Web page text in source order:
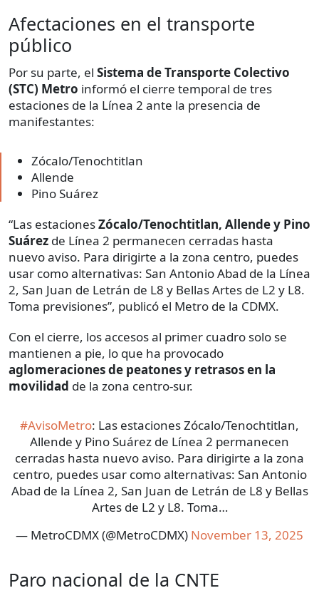
Afectaciones en el transporte
público
Por su parte, el Sistema de Transporte Colectivo
(STC) Metro informó el cierre temporal de tres
estaciones de la Línea 2 ante la presencia de
manifestantes:
Zócalo/Tenochtitlan
Allende
Pino Suárez
“Las estacionesZócalo/Tenochtitlan, Allende y Pino
Suárez de Línea 2 permanecen cerradas hasta
nuevo aviso. Para dirigirte a la zona centro, puedes
usar como alternativas: San Antonio Abad de la Línea
2, San Juan de Letrán de L8 y Bellas Artes de L2 y L8.
Toma previsiones”, publicó el Metro de la CDMX.
Con el cierre, los accesos al primer cuadro solo se
mantienen a pie, lo que ha provocado
aglomeraciones de peatones y retrasos en la
movilidad de la zona centro-sur.
#AvisoMetro: Las estaciones Zócalo/Tenochtitlan,
Allende y Pino Suárez de Línea 2 permanecen
cerradas hasta nuevo aviso. Para dirigirte a la zona
centro, puedes usar como alternativas: San Antonio
Abad de la Línea 2, San Juan de Letrán de L8 y Bellas
Artes de L2 y L8. Toma…
— MetroCDMX (@MetroCDMX) November 13, 2025
Paro nacional de la CNTE